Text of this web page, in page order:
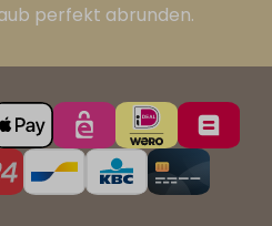
perfekt abrunden.